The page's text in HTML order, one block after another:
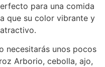
para una comida
que su color vibrante y
necesitarás unos pocos
Arborio, cebolla, ajo,